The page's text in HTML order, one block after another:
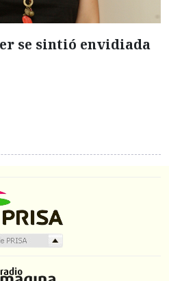
se sintió envidiada